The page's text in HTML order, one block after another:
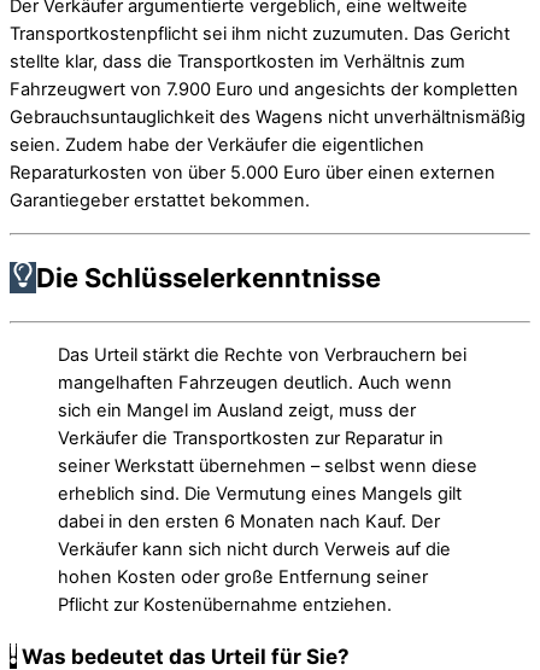
Der Verkäufer argumentierte vergeblich, eine weltweite
Transportkostenpflicht sei ihm nicht zuzumuten. Das Gericht
stellte klar, dass die Transportkosten im Verhältnis zum
Fahrzeugwert von 7.900 Euro und angesichts der kompletten
Gebrauchsuntauglichkeit des Wagens nicht unverhältnismäßig
seien. Zudem habe der Verkäufer die eigentlichen
Reparaturkosten von über 5.000 Euro über einen externen
Garantiegeber erstattet bekommen.
Die Schlüsselerkenntnisse
Das Urteil stärkt die Rechte von Verbrauchern bei
mangelhaften Fahrzeugen deutlich. Auch wenn
sich ein Mangel im Ausland zeigt, muss der
Verkäufer die Transportkosten zur Reparatur in
seiner Werkstatt übernehmen – selbst wenn diese
erheblich sind. Die Vermutung eines Mangels gilt
dabei in den ersten 6 Monaten nach Kauf. Der
Verkäufer kann sich nicht durch Verweis auf die
hohen Kosten oder große Entfernung seiner
Pflicht zur Kostenübernahme entziehen.
Was bedeutet das Urteil für Sie?